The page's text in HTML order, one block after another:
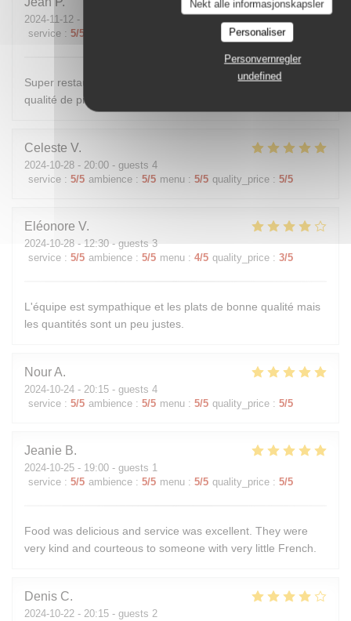
Nekt alle informasjonskapsler
Personaliser
Personvernregler
undefined
2024-11-12 - 12:00 - guests 1
service : 5/5 quality_price: 5/5
Super restaurant, accueil excellent, prix raisonnables, et
qualité de produits frais et très bien preparés
Celeste V
2024-10-28 - 20:00 - guests 4
service : 5/5 ambience : 5/5 menu : 5/5 quality_price : 5/5
Eléonore V
2024-10-28 - 12:30 - guests 3
service : 5/5 ambience : 5/5 menu : 4/5 quality_price : 3/5
L'équipe est sympathique et les plats de bonne qualité mais
les quantités sont un peu justes.
NourA
2024-10-24 - 20:15 - guests 4
service : 5/5 ambience : 5/5 menu : 5/5 quality_price : 5/5
Jeanie B
2024-10-25 - 19:00 - guests 1
service : 5/5 ambience : 5/5 menu : 5/5 quality_price : 5/5
Food was delicious and service was excellent. They were
very kind and courteous to someone with very little French.
Denis C
2024-10-22 - 20:15 - guests 2